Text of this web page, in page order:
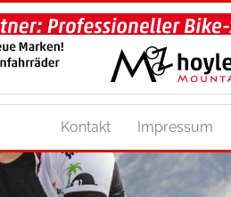
Kontakt Impressum